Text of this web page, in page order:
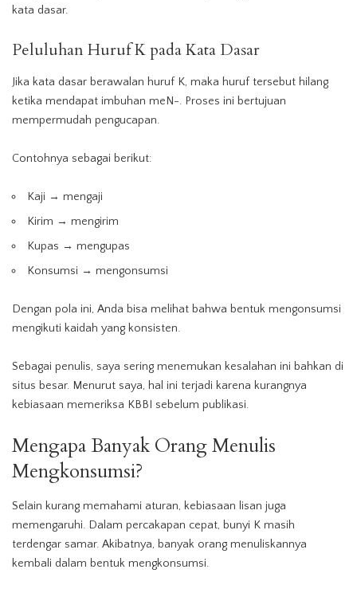
kata dasar.
Peluluhan Huruf K pada Kata Dasar
Jika kata dasar berawalan huruf K, maka huruf tersebut hilang
ketika mendapat imbuhan meN-. Proses ini bertujuan
mempermudah pengucapan.
Contohnya sebagai berikut:
Kaji → mengaji
Kirim → mengirim
Kupas → mengupas
Konsumsi → mengonsumsi
Dengan pola ini, Anda bisa melihat bahwa bentuk mengonsumsi
mengikuti kaidah yang konsisten.
Sebagai penulis, saya sering menemukan kesalahan ini bahkan di
situs besar. Menurut saya, hal ini terjadi karena kurangnya
kebiasaan memeriksa KBBI sebelum publikasi.
Mengapa Banyak Orang Menulis
Mengkonsumsi?
Selain kurang memahami aturan, kebiasaan lisan juga
memengaruhi. Dalam percakapan cepat, bunyi K masih
terdengar samar. Akibatnya, banyak orang menuliskannya
kembali dalam bentuk mengkonsumsi.